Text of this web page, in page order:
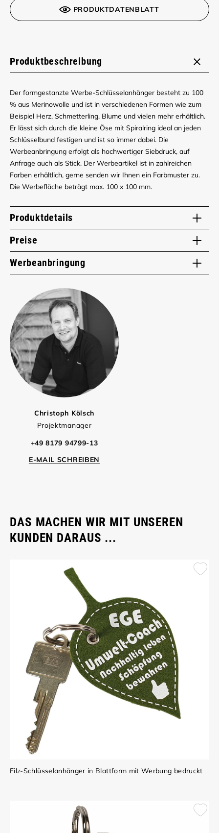
PRODUKTDATENBLATT
Produktbeschreibung
Der formgestanzte Werbe-Schlüsselanhänger besteht zu 100
% aus Merinowolle und ist in verschiedenen Formen wie zum
Beispiel Herz, Schmetterling, Blume und vielen mehr erhältlich.
Er lässt sich durch die kleine Öse mit Spiralring ideal an jeden
Schlüsselbund festigen und ist so immer dabei. Die
Werbeanbringung erfolgt als hochwertiger Siebdruck, auf
Anfrage auch als Stick. Der Werbeartikel ist in zahlreichen
Farben erhältlich, gerne senden wir Ihnen ein Farbmuster zu.
Die Werbefläche beträgt max. 100 x 100 mm.
Produktdetails
Preise
Werbeanbringung
Christoph Kölsch
Projektmanager
+49 8179 94799-13
E-MAIL SCHREIBEN
DAS MACHEN WIR MIT UNSEREN
KUNDEN DARAUS ...
Filz-Schlüsselanhänger in Blattform mit Werbung bedruckt